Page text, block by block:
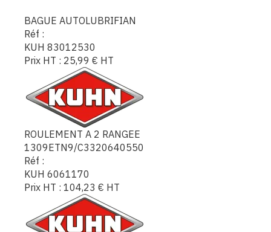
BAGUE AUTOLUBRIFIAN
Réf :
KUH 83012530
Prix HT : 25,99 € HT
ROULEMENT A 2 RANGEE
1309ETN9/C3320640550
Réf :
KUH 6061170
Prix HT : 104,23 € HT